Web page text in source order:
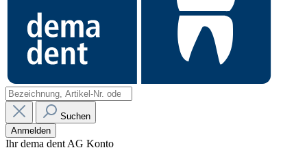
Suchen
Anmelden
Ihr dema dent AG Konto